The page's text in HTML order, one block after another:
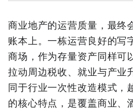
商业地产的运营质量，最终
账本上。一栋运营良好的写
商场，作为存量资产同样可
拉动周边税收、就业与产业
同于行业一次性改造模式，
的核心特点，是覆盖商业、